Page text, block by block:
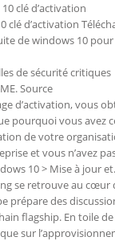
clé d’activation
clé d’activation
de windows 10 pour
de sécurité critiques
Source
d’activation, vous
pourquoi vous avez
de votre
et vous n’avez
10 > Mise à jour
se retrouve au cœur
prépare des
flagship. En toile
sur